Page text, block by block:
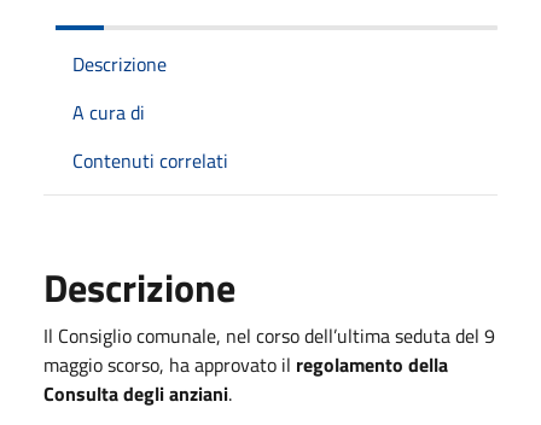
Descrizione
A cura di
Contenuti correlati
Descrizione
Il Consiglio comunale, nel corso dell’ultima seduta del 9
maggio scorso, ha approvato il regolamento della
Consulta degli anziani.